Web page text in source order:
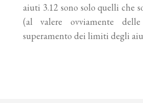
aiuti 3.12 sono solo quelli che
(al valere ovviamente
superamento dei limiti degli